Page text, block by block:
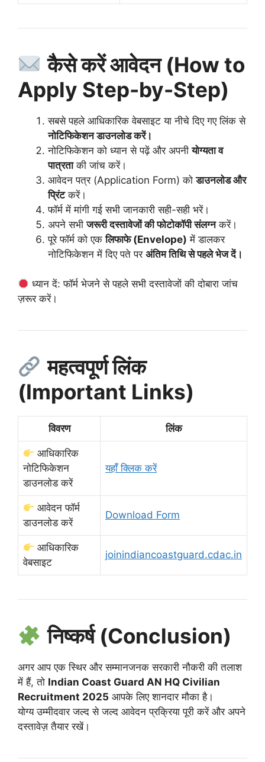
कैसे करें आवेदन (How to
Apply Step-by-Step)
सबसे पहले आधिकारिक वेबसाइट या नीचे दिए गए लिंक से
नोटिफिकेशन डाउनलोड करें।
नोटिफिकेशन को ध्यान से पढ़ें और अपनीयोग्यता व
पात्रताकी जांच करें।
आवेदन पत्र (Application Form) कोडाउनलोड और
प्रिंटकरें।
फॉर्म में मांगी गई सभी जानकारी सही-सही भरें।
अपने सभीजरूरी दस्तावेजों की फोटोकॉपी संलग्नकरें।
पूरे फॉर्म को एकलिफाफे (Envelope) में डालकर
नोटिफिकेशन में दिए पते पर अंतिम तिथि से पहले भेज दें।
ध्यान दें: फॉर्म भेजने से पहले सभी दस्तावेजों की दोबारा जांच
ज़रूर करें।
महत्वपूर्ण लिंक
(Important Links)
विवरण लिंक
आधिकारिक
नोटिफिकेशन
डाउनलोड करें
यहाँ क्लिक करें
आवेदन फॉर्म
डाउनलोड करें
Download Form
आधिकारिक
वेबसाइट
joinindiancoastguard.cdac.in
निष्कर्ष (Conclusion)
अगर आप एक स्थिर और सम्मानजनक सरकारी नौकरी की तलाश
में हैं, तो Indian Coast Guard AN HQ Civilian
Recruitment 2025 आपके लिए शानदार मौका है।
योग्य उम्मीदवार जल्द से जल्द आवेदन प्रक्रिया पूरी करें और अपने
दस्तावेज़ तैयार रखें।